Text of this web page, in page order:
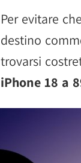
Per evitare
destino
trovarsi
iPhone 18 a